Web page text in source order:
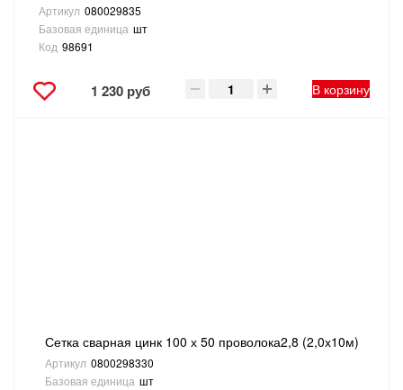
Артикул 080029835
Базовая единица шт
Код 98691
1 230 руб В корзину
Сетка сварная цинк 100 х 50 проволока2,8 (2,0х10м)
Артикул 0800298330
Базовая единица шт